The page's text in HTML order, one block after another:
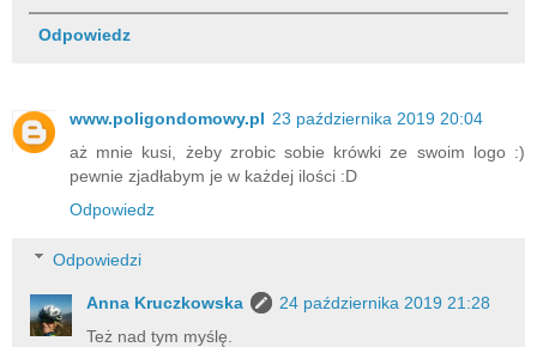
Odpowiedz
www.poligondomowy.pl 23 października 2019 20:04
aż mnie kusi, żeby zrobic sobie krówki ze swoim logo :)
pewnie zjadłabym je w każdej ilości :D
Odpowiedz
Odpowiedzi
Anna Kruczkowska
24 października 2019 21:28
Też nad tym myślę.